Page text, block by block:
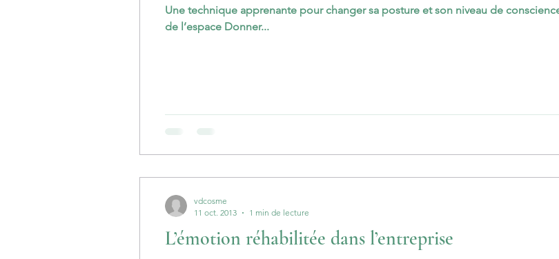
Une technique apprenante pour changer sa posture et son niveau de
de l’espace Donner...
L’émotion réhabilitée dans l’entreprise
vdcosme
11 oct. 2013
1 min de lecture